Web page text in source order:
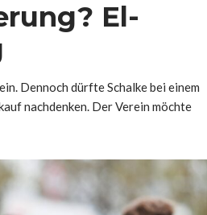
El-
Dennoch dürfte Schalke bei einem
nachdenken. Der Verein möchte